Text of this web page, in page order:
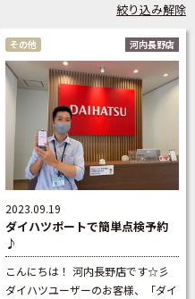
絞り込み解除
その他 河内長野店
2023.09.19
ダイハツポートで簡単点検予約
♪
こんにちは！ 河内長野店です☆彡
ダイハツユーザーのお客様、「ダイ